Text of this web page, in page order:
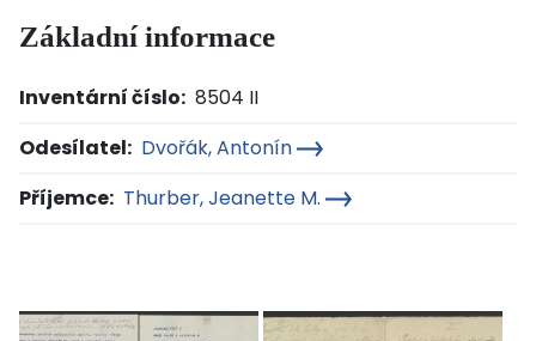
Základní informace
Inventární číslo: 8504 II
Odesílatel: Dvořák, Antonín
Příjemce: Thurber, Jeanette M.